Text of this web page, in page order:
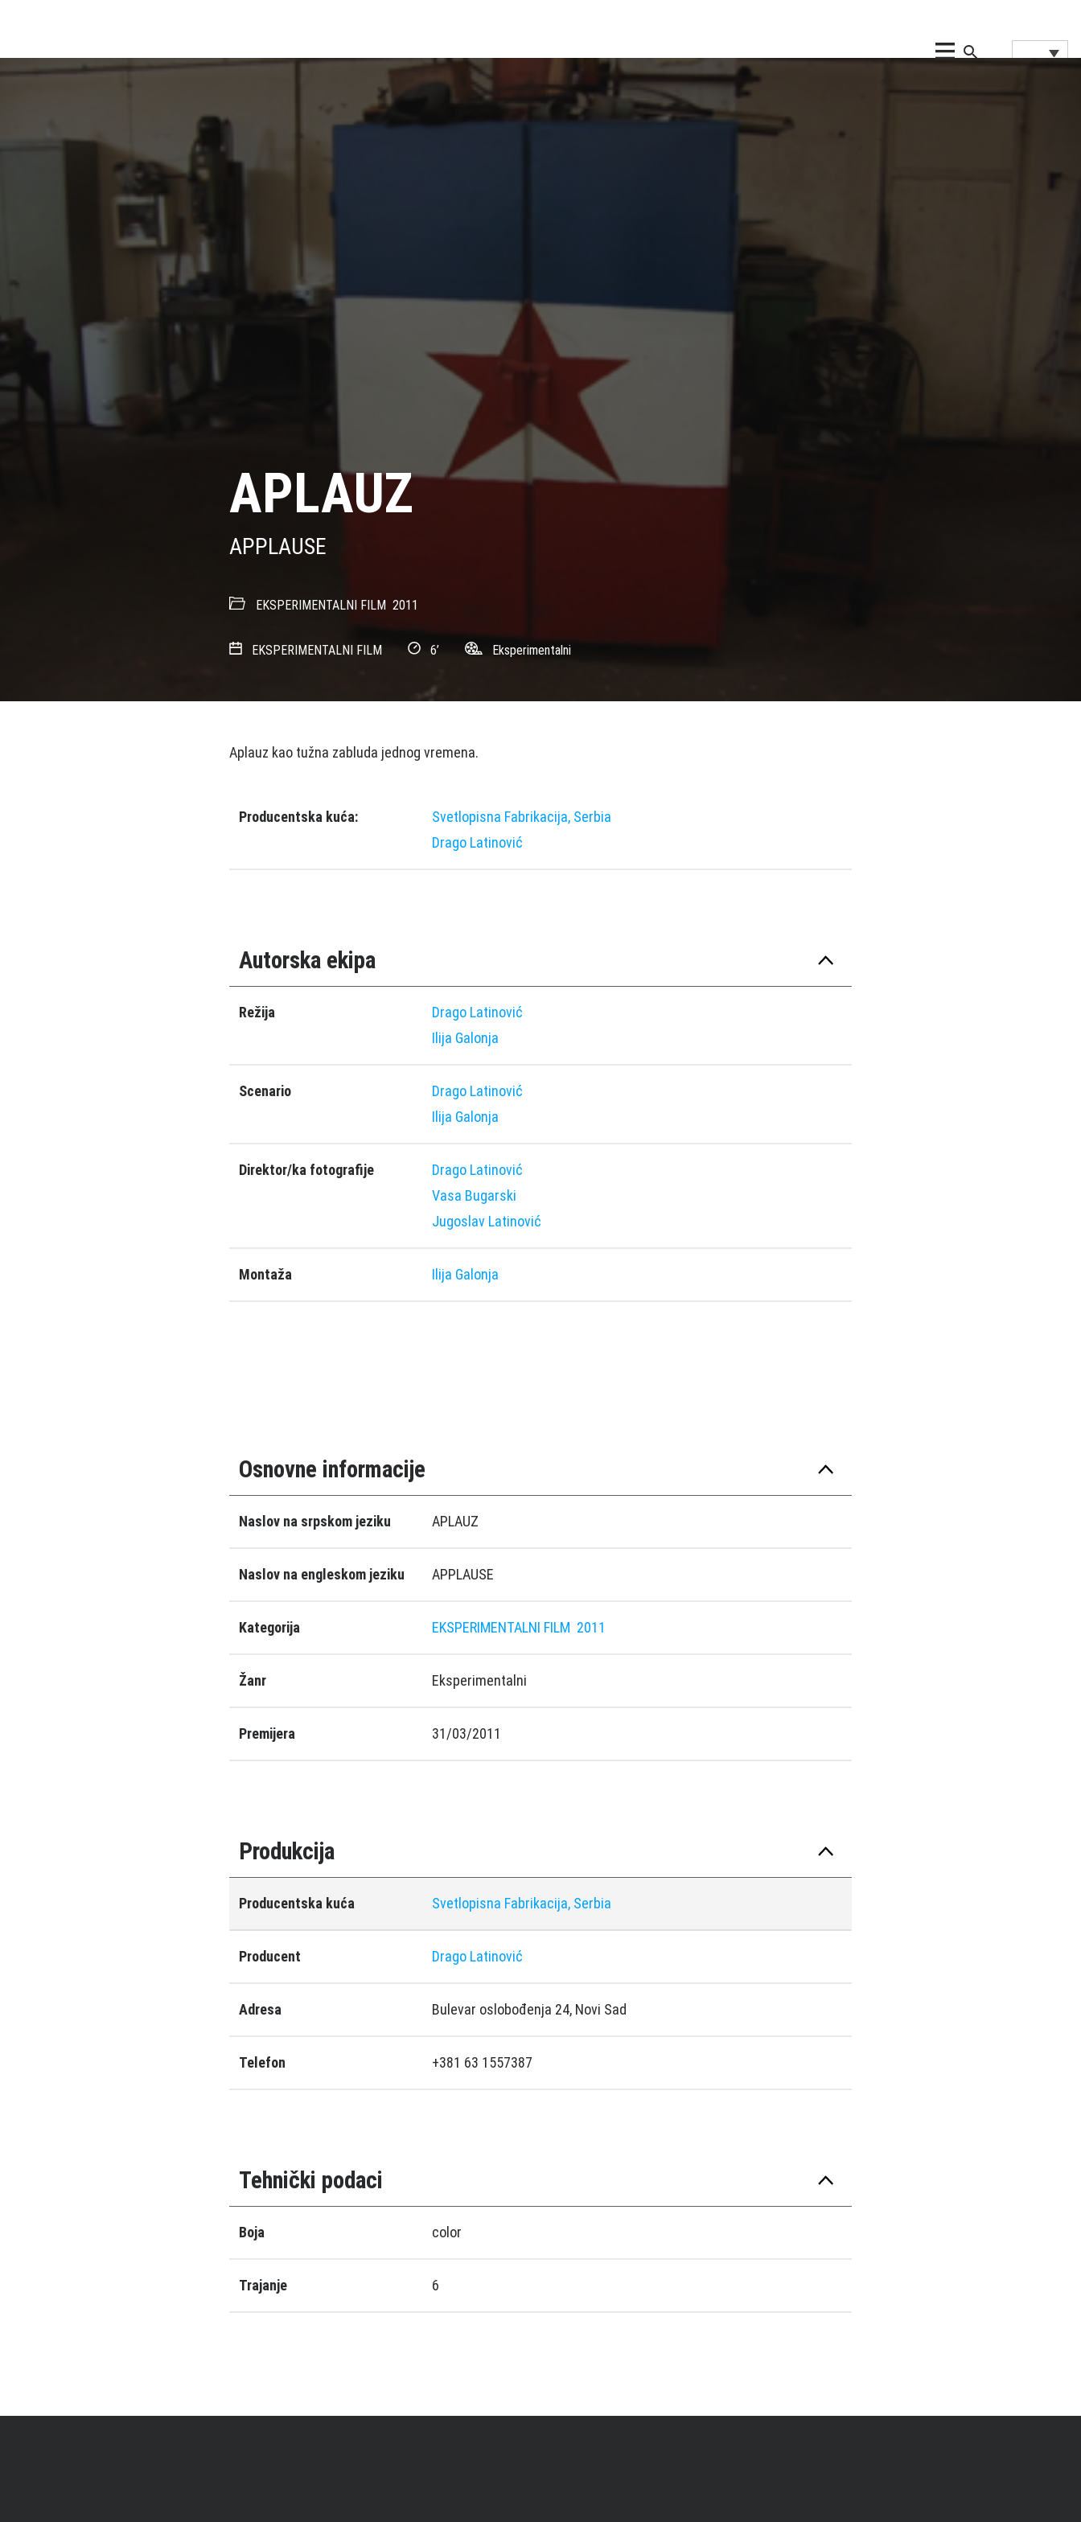
APLAUZ
APPLAUSE
EKSPERIMENTALNI FILM 2011
EKSPERIMENTALNI FILM 6’ Eksperimentalni
Aplauz kao tužna zabluda jednog vremena.
Producentska kuća:
Svetlopisna Fabrikacija, Serbia
Drago Latinović
Autorska ekipa
Režija
Drago Latinović
Ilija Galonja
Scenario
Drago Latinović
Ilija Galonja
Direktor/ka fotografije
Drago Latinović
Vasa Bugarski
Jugoslav Latinović
Montaža Ilija Galonja
Osnovne informacije
Naslov na srpskom jeziku APLAUZ
Naslov na engleskom jeziku APPLAUSE
Kategorija EKSPERIMENTALNI FILM 2011
Žanr Eksperimentalni
Premijera 31/03/2011
Produkcija
Producentska kuća Svetlopisna Fabrikacija, Serbia
Producent Drago Latinović
Adresa Bulevar oslobođenja 24, Novi Sad
Telefon +381 63 1557387
Tehnički podaci
Boja color
Trajanje 6